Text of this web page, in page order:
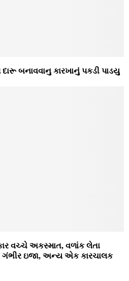
બનાવવાનુ કારખાનું પકડી પાડયુ
વચ્ચે અકસ્માત, વળાંક લેતા
ઇજા, અન્ય એક કારચાલક